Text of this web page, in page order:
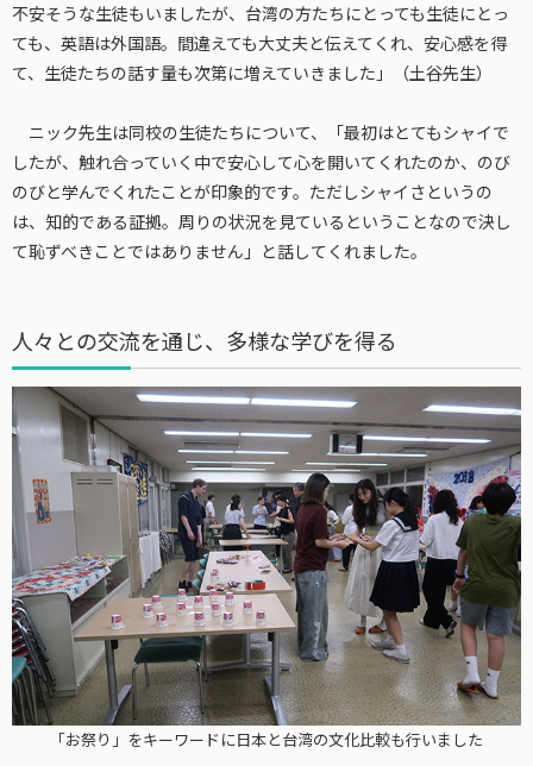
不安そうな生徒もいましたが、台湾の方たちにとっても生徒にとっ
ても、英語は外国語。間違えても大丈夫と伝えてくれ、安心感を得
て、生徒たちの話す量も次第に増えていきました」（土谷先生）
ニック先生は同校の生徒たちについて、「最初はとてもシャイで
したが、触れ合っていく中で安心して心を開いてくれたのか、のび
のびと学んでくれたことが印象的です。ただしシャイさというの
は、知的である証拠。周りの状況を見ているということなので決し
て恥ずべきことではありません」と話してくれました。
人々との交流を通じ、多様な学びを得る
「お祭り」をキーワードに日本と台湾の文化比較も行いました